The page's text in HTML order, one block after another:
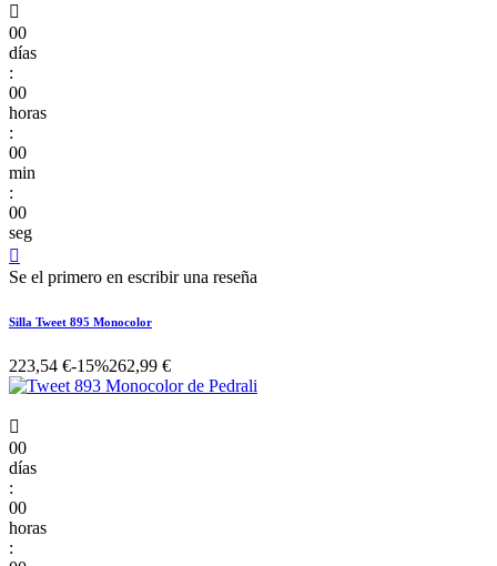

00
días
:
00
horas
:
00
min
:
00
seg

Se el primero en escribir una reseña
Silla Tweet 895 Monocolor
223,54 €-15%262,99 €

00
días
:
00
horas
: